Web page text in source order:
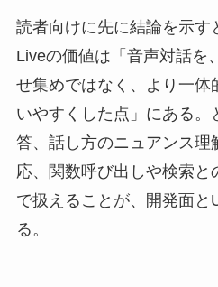
読者向けに先に結論を示す
Liveの価値は「音声対話
せ集めではなく、より一体
いやすくした点」にある。
答、話し方のニュアンス理
応、関数呼び出しや検索と
で扱えることが、開発面と
る。